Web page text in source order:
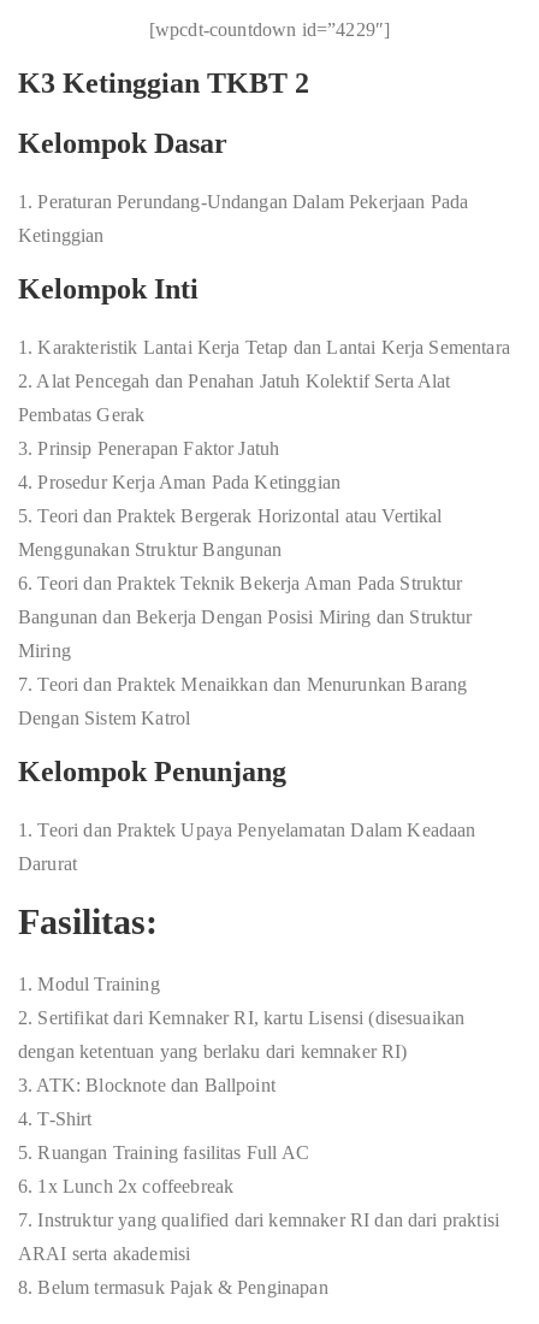
[wpcdt-countdown id=”4229″]
K3 Ketinggian TKBT 2
Kelompok Dasar
1. Peraturan Perundang-Undangan Dalam Pekerjaan Pada
Ketinggian
Kelompok Inti
1. Karakteristik Lantai Kerja Tetap dan Lantai Kerja Sementara
2. Alat Pencegah dan Penahan Jatuh Kolektif Serta Alat
Pembatas Gerak
3. Prinsip Penerapan Faktor Jatuh
4. Prosedur Kerja Aman Pada Ketinggian
5. Teori dan Praktek Bergerak Horizontal atau Vertikal
Menggunakan Struktur Bangunan
6. Teori dan Praktek Teknik Bekerja Aman Pada Struktur
Bangunan dan Bekerja Dengan Posisi Miring dan Struktur
Miring
7. Teori dan Praktek Menaikkan dan Menurunkan Barang
Dengan Sistem Katrol
Kelompok Penunjang
1. Teori dan Praktek Upaya Penyelamatan Dalam Keadaan
Darurat
Fasilitas:
1. Modul Training
2. Sertifikat dari Kemnaker RI, kartu Lisensi (disesuaikan
dengan ketentuan yang berlaku dari kemnaker RI)
3. ATK: Blocknote dan Ballpoint
4. T-Shirt
5. Ruangan Training fasilitas Full AC
6. 1x Lunch 2x coffeebreak
7. Instruktur yang qualified dari kemnaker RI dan dari praktisi
ARAI serta akademisi
8. Belum termasuk Pajak & Penginapan